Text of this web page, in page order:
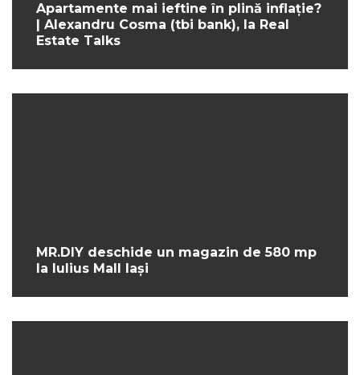
Apartamente mai ieftine în plină inflație?
| Alexandru Cosma (tbi bank), la Real
Estate Talks
MR.DIY deschide un magazin de 580 mp
la Iulius Mall Iași